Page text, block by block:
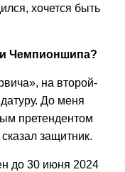
хочется быть
Чемпионшипа?
на второй-
До меня
претендентом
защитник.
до 30 июня 2024